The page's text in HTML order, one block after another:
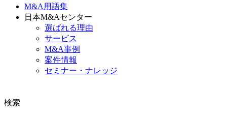
M&A用語集
日本M&Aセンター
選ばれる理由
サービス
M&A事例
案件情報
セミナー・ナレッジ
検索